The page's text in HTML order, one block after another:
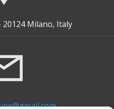
20124 Milano, Italy